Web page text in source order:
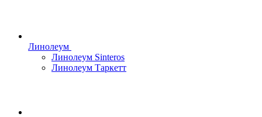
Линолеум
Линолеум Sinteros
Линолеум Таркетт